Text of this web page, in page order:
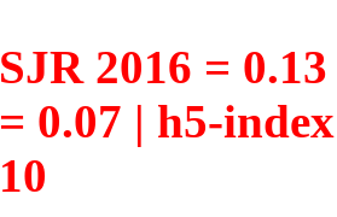
SJR 2016 =
= 0.07 | h5-
10